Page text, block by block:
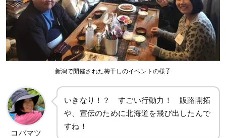
新潟で開催された梅干しのイベントの様子
コバマツ
いきなり！？ すごい行動力！ 販路開拓
や、宣伝のために北海道を飛び出したんで
すね！